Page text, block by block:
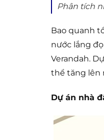
Phân tích
Bao quanh
nước lắng
Verandah.
thể tăng lên
Dự án nhà